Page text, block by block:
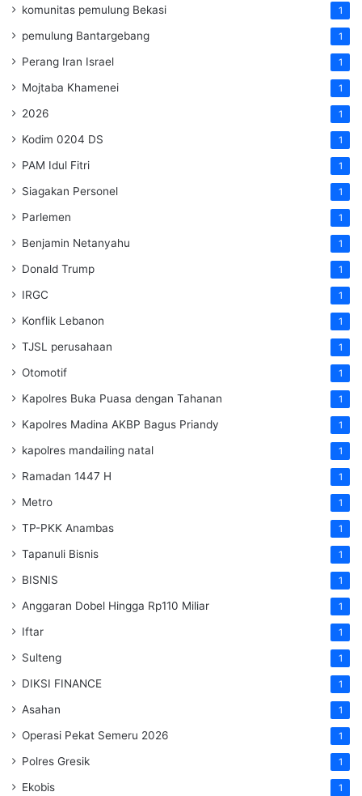
komunitas pemulung Bekasi 1
pemulung Bantargebang 1
Perang Iran Israel 1
Mojtaba Khamenei 1
2026 1
Kodim 0204 DS 1
PAM Idul Fitri 1
Siagakan Personel 1
Parlemen 1
Benjamin Netanyahu 1
Donald Trump 1
IRGC 1
Konflik Lebanon 1
TJSL perusahaan 1
Otomotif 1
Kapolres Buka Puasa dengan Tahanan 1
Kapolres Madina AKBP Bagus Priandy 1
kapolres mandailing natal 1
Ramadan 1447 H 1
Metro 1
TP-PKK Anambas 1
Tapanuli Bisnis 1
BISNIS 1
Anggaran Dobel Hingga Rp110 Miliar 1
Iftar 1
Sulteng 1
DIKSI FINANCE 1
Asahan 1
Operasi Pekat Semeru 2026 1
Polres Gresik 1
Ekobis 1